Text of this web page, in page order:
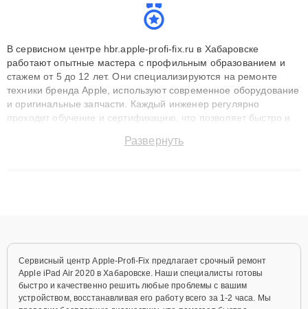
В сервисном центре hbr.apple-profi-fix.ru в Хабаровске
работают опытные мастера с профильным образованием и
стажем от 5 до 12 лет. Они специализируются на ремонте
техники бренда Apple, используют современное оборудование
и оригинальные запчасти. Каждый инженер регулярно
проходит обучение и сертификацию, что позволяет быстро и
сохранением гарантии до 3 лет. Наши мастера решают
Развернуть
Сервисный центр Apple-Profi-Fix предлагает срочный ремонт
Apple iPad Air 2020 в Хабаровске. Наши специалисты готовы
быстро и качественно решить любые проблемы с вашим
устройством, восстанавливая его работу всего за 1-2 часа. Мы